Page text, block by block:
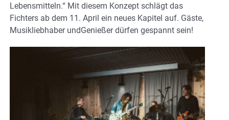
Lebensmitteln.“ Mit diesem Konzept schlägt das
Fichters ab dem 11. April ein neues Kapitel auf. Gäste,
Musikliebhaber undGenießer dürfen gespannt sein!